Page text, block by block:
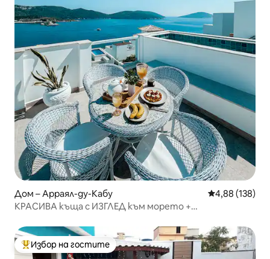
Дом – Арраял-ду-Кабу Средна
4,88 (138)
КРАСИВА къща с ИЗГЛЕД към морето +
Най-популярен избор на гостите
Избор на гостите